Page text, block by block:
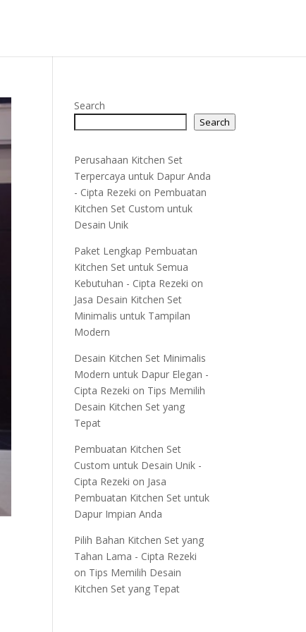
Search
Search
Perusahaan Kitchen Set
Terpercaya untuk Dapur Anda
- Cipta Rezeki on Pembuatan
Kitchen Set Custom untuk
Desain Unik
Paket Lengkap Pembuatan
Kitchen Set untuk Semua
Kebutuhan - Cipta Rezeki on
Jasa Desain Kitchen Set
Minimalis untuk Tampilan
Modern
Desain Kitchen Set Minimalis
Modern untuk Dapur Elegan -
Cipta Rezeki on Tips Memilih
Desain Kitchen Set yang
Tepat
Pembuatan Kitchen Set
Custom untuk Desain Unik -
Cipta Rezeki on Jasa
Pembuatan Kitchen Set untuk
Dapur Impian Anda
Pilih Bahan Kitchen Set yang
Tahan Lama - Cipta Rezeki
on Tips Memilih Desain
Kitchen Set yang Tepat